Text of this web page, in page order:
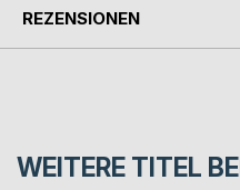
REZENSIONEN
WEITERE TITEL BEI